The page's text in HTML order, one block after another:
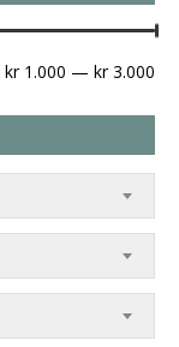
kr 1.000 — kr 3.000